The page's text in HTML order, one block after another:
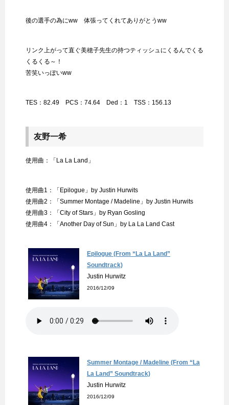
後の選手の為にww 体張ってくれてありがとうww
リンク上がって直ぐ美穂子先生の持つティッシュにくるんでくる
くるくる～！
苦笑いっぽいww
TES：82.49 PCS：74.64 Ded：1 TSS：156.13
友野一希
使用曲：「La La Land」
使用曲1：「Epilogue」by Justin Hurwits
使用曲2：「Summer Montage / Madeline」by Justin Hurwits
使用曲3：「City of Stars」by Ryan Gosling
使用曲4：「Another Day of Sun」by La La Land Cast
Epilogue (From “La La Land”
Soundtrack)
Justin Hurwitz
2016/12/09
Summer Montage / Madeline (From “La
La Land” Soundtrack)
Justin Hurwitz
2016/12/09